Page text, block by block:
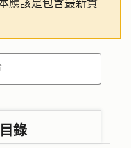
應該是包含最新資
目錄